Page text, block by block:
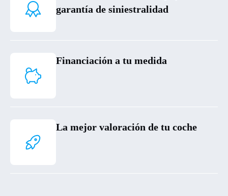
garantía de siniestralidad
Financiación a tu medida
La mejor valoración de tu coche